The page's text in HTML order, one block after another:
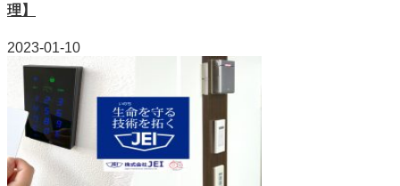
理】
2023-01-10